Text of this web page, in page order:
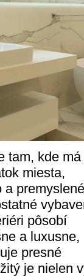
tam, kde má
miesta,
a premyslené
pôsobí
a luxusne,
presné
je nielen